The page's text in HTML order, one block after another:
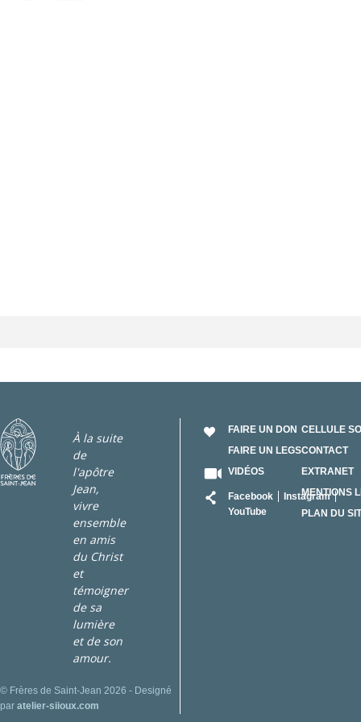
À la suite
de
l'apôtre
Jean,
vivre
ensemble
en amis
du Christ
et
témoigner
de sa
lumière
et de son
amour.
© Frères de Saint-Jean 2026 - Designé
par atelier-siioux.com
FAIRE UN DON
FAIRE UN LEGS
VIDÉOS
Facebook
Instagram
YouTube
CELLULE
CONTACT
EXTRANET
MENTIONS
PLAN DU